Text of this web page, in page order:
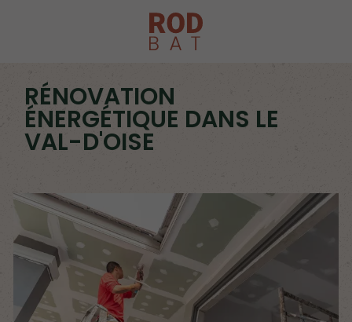
RÉNOVATION
ÉNERGÉTIQUE DANS LE
VAL-D'OISE